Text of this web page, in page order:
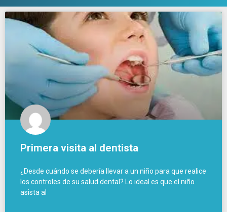
Primera visita al dentista
¿Desde cuándo se debería llevar a un niño para que realice
los controles de su salud dental? Lo ideal es que el niño
asista al